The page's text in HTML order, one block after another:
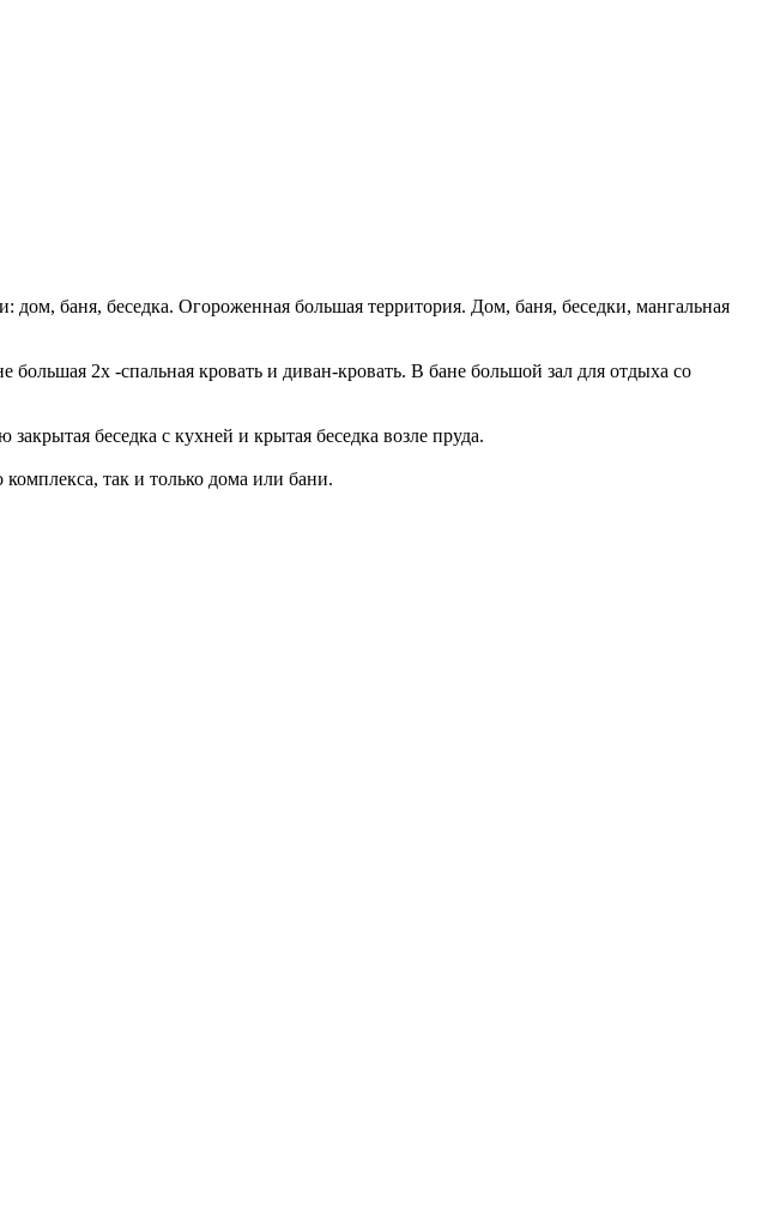
баня, беседка. Огороженная большая территория. Дом, баня, беседки, мангальная
2х -спальная кровать и диван-кровать. В бане большой зал для отдыха со
беседка с кухней и крытая беседка возле пруда.
так и только дома или бани.